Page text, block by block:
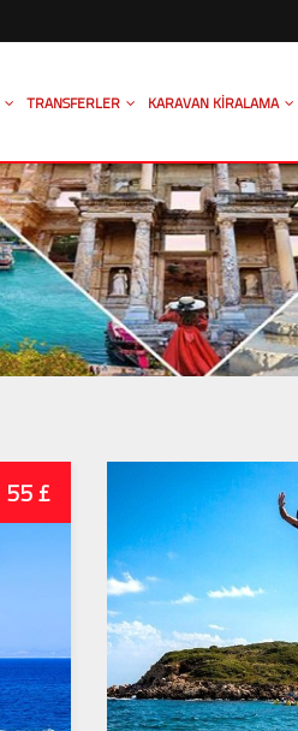
TRANSFERLER KARAVAN KIRALAMA
55 £